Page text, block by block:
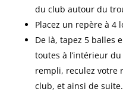
du club autour du
Placez un repère à 4
De là, tapez 5 balles
toutes à l’intérieur
rempli, reculez votre
club, et ainsi de suite.